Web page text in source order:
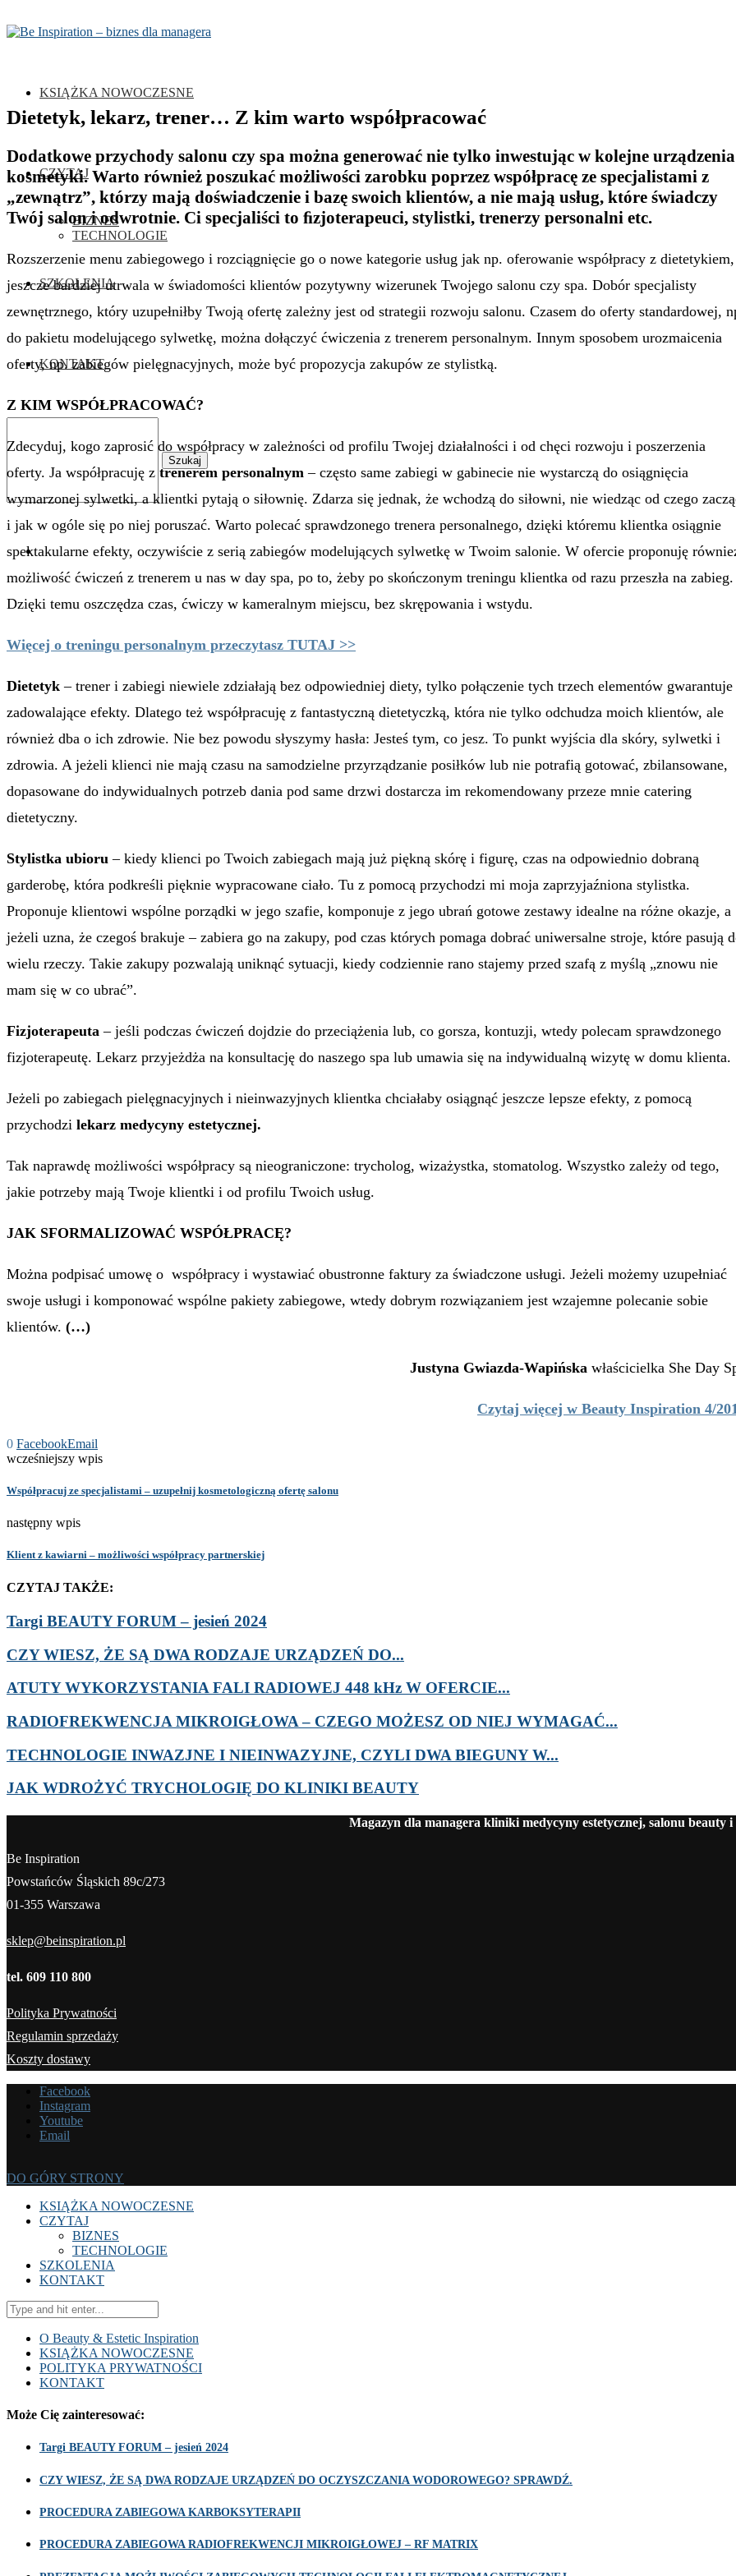
KSIĄŻKA NOWOCZESNE
CZYTAJ
BIZNES
TECHNOLOGIE
SZKOLENIA
KONTAKT
Szukaj
0
Dietetyk, lekarz, trener… Z kim warto współpracować
Dodatkowe przychody salonu czy spa można generować nie tylko inwestując w kolejne
kosmetyki. Warto również poszukać możliwości zarobku poprzez współpracę ze specjalistami z
„zewnątrz”, którzy mają doświadczenie i bazę swoich klientów, a nie mają usług, które świadczy
Twój salon i odwrotnie. Ci specjaliści to ﬁzjoterapeuci, stylistki, trenerzy personalni etc.
Rozszerzenie menu zabiegowego i rozciągnięcie go o nowe kategorie usług jak np. oferowanie współpracy z dietetykiem,
jeszcze bardziej utrwala w świadomości klientów pozytywny wizerunek Twojego salonu czy spa. Dobór specjalisty
zewnętrznego, który uzupełniłby Twoją ofertę zależny jest od strategii rozwoju salonu. Czasem do oferty standardowej,
do pakietu modelującego sylwetkę, można dołączyć ćwiczenia z trenerem personalnym. Innym sposobem urozmaicenia
oferty, np. zabiegów pielęgnacyjnych, może być propozycja zakupów ze stylistką.
Z KIM WSPÓŁPRACOWAĆ?
Zdecyduj, kogo zaprosić do współpracy w zależności od profilu Twojej działalności i od chęci rozwoju i poszerzenia
oferty. Ja współpracuję z trenerem personalnym – często same zabiegi w gabinecie nie wystarczą do osiągnięcia
wymarzonej sylwetki, a klientki pytają o siłownię. Zdarza się jednak, że wchodzą do siłowni, nie wiedząc od czego
i jak w ogóle się po niej poruszać. Warto polecać sprawdzonego trenera personalnego, dzięki któremu klientka osiągnie
spektakularne efekty, oczywiście z serią zabiegów modelujących sylwetkę w Twoim salonie. W ofercie proponuję
możliwość ćwiczeń z trenerem u nas w day spa, po to, żeby po skończonym treningu klientka od razu przeszła na zabieg.
Dzięki temu oszczędza czas, ćwiczy w kameralnym miejscu, bez skrępowania i wstydu.
Więcej o treningu personalnym przeczytasz TUTAJ >>
Dietetyk – trener i zabiegi niewiele zdziałają bez odpowiedniej diety, tylko połączenie tych trzech elementów gwarantuje
zadowalające efekty. Dlatego też współpracuję z fantastyczną dietetyczką, która nie tylko odchudza moich klientów, ale
również dba o ich zdrowie. Nie bez powodu słyszymy hasła: Jesteś tym, co jesz. To punkt wyjścia dla skóry, sylwetki i
zdrowia. A jeżeli klienci nie mają czasu na samodzielne przyrządzanie posiłków lub nie potrafią gotować, zbilansowane,
dopasowane do indywidualnych potrzeb dania pod same drzwi dostarcza im rekomendowany przeze mnie catering
dietetyczny.
Stylistka ubioru – kiedy klienci po Twoich zabiegach mają już piękną skórę i figurę, czas na odpowiednio dobraną
garderobę, która podkreśli pięknie wypracowane ciało. Tu z pomocą przychodzi mi moja zaprzyjaźniona stylistka.
Proponuje klientowi wspólne porządki w jego szafie, komponuje z jego ubrań gotowe zestawy idealne na różne okazje, a
jeżeli uzna, że czegoś brakuje – zabiera go na zakupy, pod czas których pomaga dobrać uniwersalne stroje, które pasują
wielu rzeczy. Takie zakupy pozwalają uniknąć sytuacji, kiedy codziennie rano stajemy przed szafą z myślą „znowu nie
mam się w co ubrać”.
Fizjoterapeuta– jeśli podczas ćwiczeń dojdzie do przeciążenia lub, co gorsza, kontuzji, wtedy polecam sprawdzonego
fizjoterapeutę. Lekarz przyjeżdża na konsultację do naszego spa lub umawia się na indywidualną wizytę w domu klienta.
Jeżeli po zabiegach pielęgnacyjnych i nieinwazyjnych klientka chciałaby osiągnąć jeszcze lepsze efekty, z pomocą
przychodzi lekarz medycyny estetycznej.
Tak naprawdę możliwości współpracy są nieograniczone: trycholog, wizażystka, stomatolog. Wszystko zależy od tego,
jakie potrzeby mają Twoje klientki i od profilu Twoich usług.
JAK SFORMALIZOWAĆ WSPÓŁPRACĘ?
Można podpisać umowę o współpracy i wystawiać obustronne faktury za świadczone usługi. Jeżeli możemy uzupełniać
swoje usługi i komponować wspólne pakiety zabiegowe, wtedy dobrym rozwiązaniem jest wzajemne polecanie sobie
klientów. (…)
Justyna Gwiazda-Wapińska właścicielka She Day
Czytaj więcej w Beauty Inspiration 4/
0 FacebookEmail
wcześniejszy wpis
Współpracuj ze specjalistami – uzupełnij kosmetologiczną ofertę salonu
następny wpis
Klient z kawiarni – możliwości współpracy partnerskiej
CZYTAJ TAKŻE:
Targi BEAUTY FORUM – jesień 2024
CZY WIESZ, ŻE SĄ DWA RODZAJE URZĄDZEŃ DO...
ATUTY WYKORZYSTANIA FALI RADIOWEJ 448 kHz W OFERCIE...
RADIOFREKWENCJA MIKROIGŁOWA – CZEGO MOŻESZ OD NIEJ WYMAGAĆ...
TECHNOLOGIE INWAZJNE I NIEINWAZYJNE, CZYLI DWA BIEGUNY W...
JAK WDROŻYĆ TRYCHOLOGIĘ DO KLINIKI BEAUTY
Magazyn dla managera kliniki medycyny estetycznej, salonu beauty i
Be Inspiration
Powstańców Śląskich 89c/273
01-355 Warszawa
sklep@beinspiration.pl
tel. 609 110 800
Polityka Prywatności
Regulamin sprzedaży
Koszty dostawy
Facebook
Instagram
Youtube
Email
DO GÓRY STRONY
KSIĄŻKA NOWOCZESNE
CZYTAJ
BIZNES
TECHNOLOGIE
SZKOLENIA
KONTAKT
O Beauty & Estetic Inspiration
KSIĄŻKA NOWOCZESNE
POLITYKA PRYWATNOŚCI
KONTAKT
Może Cię zainteresować:
Targi BEAUTY FORUM – jesień 2024
CZY WIESZ, ŻE SĄ DWA RODZAJE URZĄDZEŃ DO OCZYSZCZANIA WODOROWEGO? SPRAWDŹ.
PROCEDURA ZABIEGOWA KARBOKSYTERAPII
PROCEDURA ZABIEGOWA RADIOFREKWENCJI MIKROIGŁOWEJ – RF MATRIX